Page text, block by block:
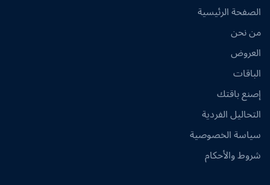
الصفحة الرئيسية
من نحن
العروض
الباقات
إصنع باقتك
التحاليل الفردية
سياسة الخصوصية
شروط والأحكام